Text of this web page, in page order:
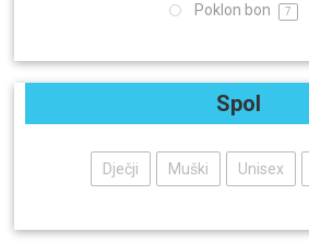
Poklon bon 7
Spol
Dječji Muški Unisex